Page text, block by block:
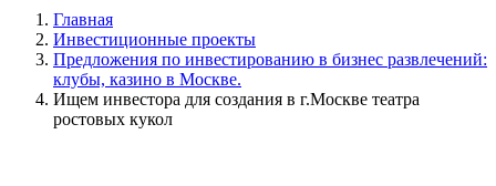
Главная
Инвестиционные проекты
Предложения по инвестированию в бизнес развлечений:
клубы, казино в Москве.
Ищем инвестора для создания в г.Москве театра
ростовых кукол